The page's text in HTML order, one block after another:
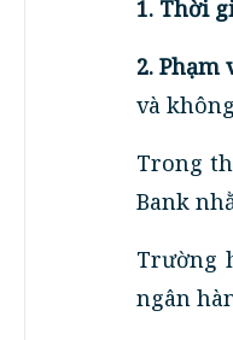
1. Thời
2. Phạm
và
Trong
Bank
Trường
ngân